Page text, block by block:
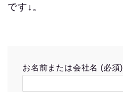
です↓。
お名前または会社名 (必須)